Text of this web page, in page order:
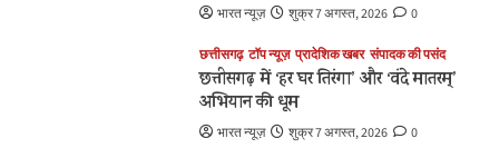
भारत न्यूज़ शुक्र 7 अगस्त, 2026 0
छत्तीसगढ़ टॉप न्यूज़ प्रादेशिक खबर संपादक की पसंद
छत्तीसगढ़ में ‘हर घर तिरंगा’ और ‘वंदे मातरम्’
अभियान की धूम
भारत न्यूज़ शुक्र 7 अगस्त, 2026 0